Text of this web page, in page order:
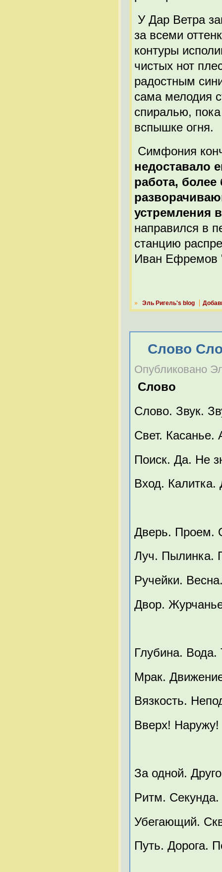
У Дар Ветра
за всеми
контуры
чистых нот
радостным
сама мелодия
спиралью,
вспышке огня.
Симфония
недоставало
работа, более
устремления
направился в
станцию
Иван Ефремов
» Эль Ригель's blog
Слово
Опубликовано
Слово
Слово. Звук.
Свет. Касанье.
Поиск. Да. Не
Вход.
Дверь. Проем.
Луч. Пылинка.
Ручейки.
Двор.
Глубина. Вода.
Мрак.
Вязкость.
Вверх!
За одной.
Ритм.
Убегающий.
Путь. Дорога.